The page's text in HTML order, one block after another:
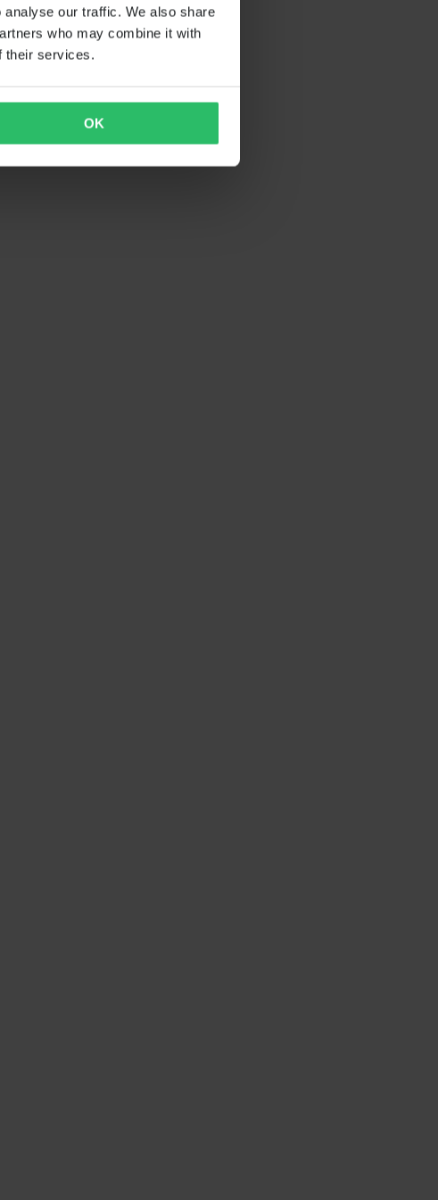
our traffic. We also share
who may combine it with
their services.
OK